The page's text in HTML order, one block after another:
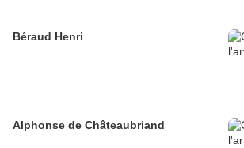
Béraud Henri
Alphonse de Châteaubriand